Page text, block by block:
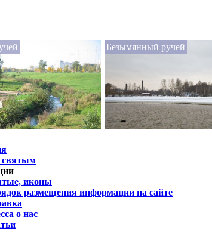
Безымянный ручей
святым
иконы
размещения информации на сайте
о нас